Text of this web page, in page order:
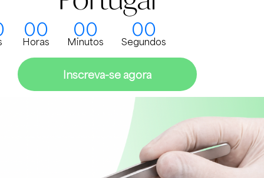
00
Horas
00
Minutos
00
Segundos
Inscreva-se agora